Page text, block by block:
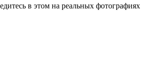
в этом на реальных фотографиях